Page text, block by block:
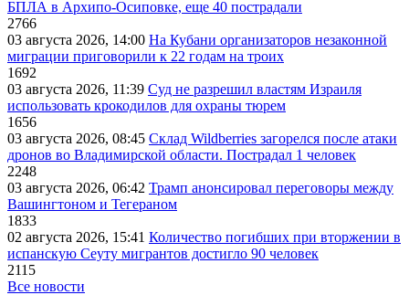
БПЛА в Архипо-Осиповке, еще 40 пострадали
2766
03 августа 2026, 14:00 На Кубани организаторов незаконной
миграции приговорили к 22 годам на троих
1692
03 августа 2026, 11:39 Суд не разрешил властям Израиля
использовать крокодилов для охраны тюрем
1656
03 августа 2026, 08:45 Склад Wildberries загорелся после атаки
дронов во Владимирской области. Пострадал 1 человек
2248
03 августа 2026, 06:42 Трамп анонсировал переговоры между
Вашингтоном и Тегераном
1833
02 августа 2026, 15:41 Количество погибших при вторжении в
испанскую Сеуту мигрантов достигло 90 человек
2115
Все новости